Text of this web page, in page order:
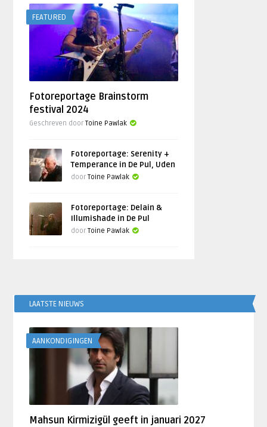
FEATURED
Fotoreportage Brainstorm
festival 2024
Geschreven doorToine Pawlak
Fotoreportage: Serenity +
Temperance in De Pul, Uden
doorToine Pawlak
Fotoreportage: Delain &
Illumishade in De Pul
doorToine Pawlak
LAATSTE NIEUWS
AANKONDIGINGEN
Mahsun Kirmizigül geeft in januari 2027